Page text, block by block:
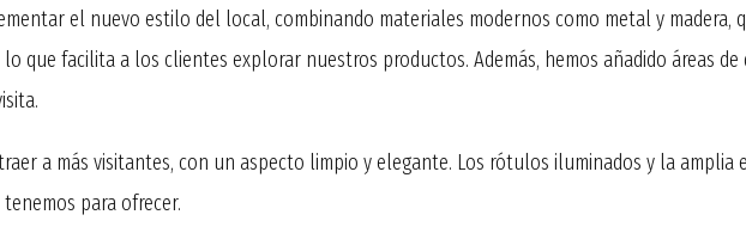
el nuevo estilo del local, combinando materiales modernos como metal y
que facilita a los clientes explorar nuestros productos. Además, hemos añadido áreas
a más visitantes, con un aspecto limpio y elegante. Los rótulos iluminados y la
para ofrecer.